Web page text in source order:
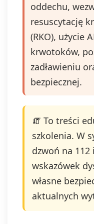
oddechu,
resuscytację
(RKO), użycie
krwotoków,
zadławieniu
bezpiecznej.
🧯 To treści
szkolenia. W
dzwoń na 112
wskazówek
własne
aktualnych